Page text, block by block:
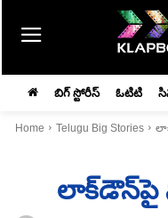
బిగ్ స్టోరీస్ ఓటిటి
Home Telugu Big Stories
లాక్‌డౌన్‌పై